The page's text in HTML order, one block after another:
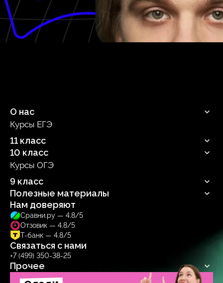
О нас
Продюсерский центр
Курсы ЕГЭ
11 класс
Русский язык
Профильная математика
Обществознание
Биология
10 класс
Русский язык
Профильная математика
Информатика
Обществознание
Биология
Курсы ОГЭ
9 класс
Русский язык
Полезные материалы
Блог
Учебник
Тренажер
Нам доверяют
Сравни.ру — 4.8/5
Отзовик — 4.8/5
Т-банк — 4.8/5
Связаться с нами
+7 (499) 350-38-25
Прочее